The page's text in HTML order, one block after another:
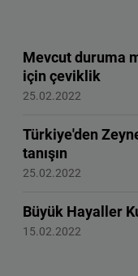
Mevcut duruma
için çeviklik
25.02.2022
Türkiye'den
tanışın
25.02.2022
Büyük Hayaller
#KADINLARİLERİDE
15.02.2022